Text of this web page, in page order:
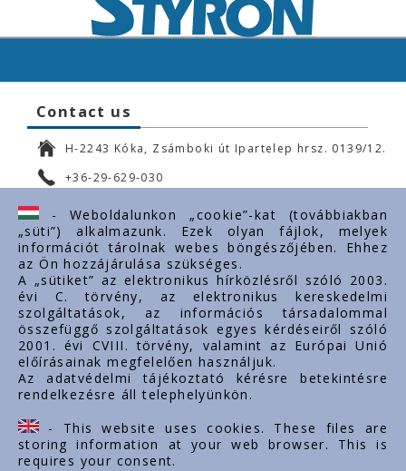
Contact us
H-2243 Kóka, Zsámboki út Ipartelep hrsz. 0139/12.
+36-29-629-030
ertekesites@styron.hu
export@styron.hu
www.styron.hu
Important links
About us
Documents
Contacts
Career
- Weboldalunkon „cookie”-kat (továbbiakban
„süti”) alkalmazunk. Ezek olyan fájlok, melyek
információt tárolnak webes böngészőjében. Ehhez
az Ön hozzájárulása szükséges.
A „sütiket” az elektronikus hírközlésről szóló 2003.
évi C. törvény, az elektronikus kereskedelmi
szolgáltatások, az információs társadalommal
összefüggő szolgáltatások egyes kérdéseiről szóló
2001. évi CVIII. törvény, valamint az Európai Unió
előírásainak megfelelően használjuk.
Az adatvédelmi tájékoztató kérésre betekintésre
rendelkezésre áll telephelyünkön.
- This website uses cookies. These files are
storing information at your web browser. This is
requires your consent.